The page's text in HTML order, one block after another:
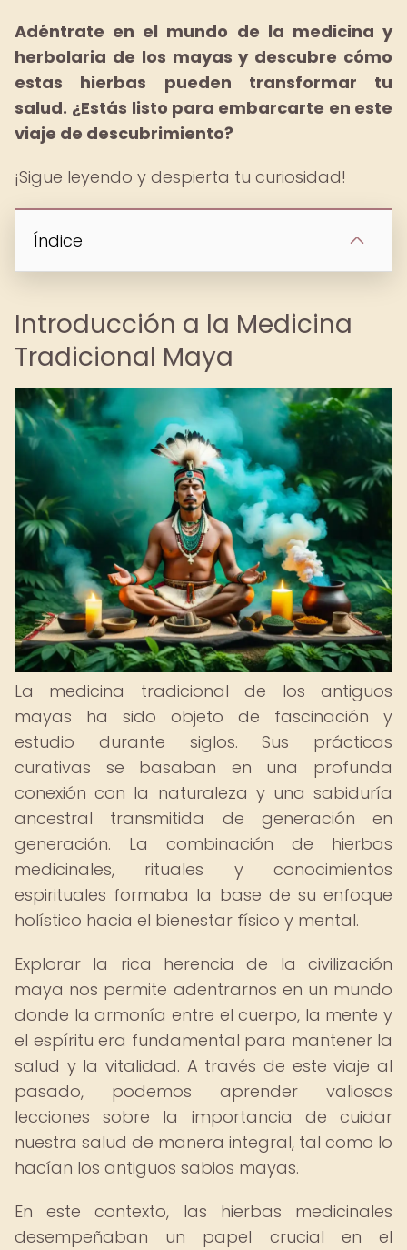
Adéntrate en el mundo de la medicina y
herbolaria de los mayas y descubre cómo
estas hierbas pueden transformar tu
salud. ¿Estás listo para embarcarte en este
viaje de descubrimiento?
¡Sigue leyendo y despierta tu curiosidad!
Índice
Introducción a la Medicina
Tradicional Maya
La medicina tradicional de los antiguos
mayas ha sido objeto de fascinación y
estudio durante siglos. Sus prácticas
curativas se basaban en una profunda
conexión con la naturaleza y una sabiduría
ancestral transmitida de generación en
generación. La combinación de hierbas
medicinales, rituales y conocimientos
espirituales formaba la base de su enfoque
holístico hacia el bienestar físico y mental.
Explorar la rica herencia de la civilización
maya nos permite adentrarnos en un mundo
donde la armonía entre el cuerpo, la mente y
el espíritu era fundamental para mantener la
salud y la vitalidad. A través de este viaje al
pasado, podemos aprender valiosas
lecciones sobre la importancia de cuidar
nuestra salud de manera integral, tal como lo
hacían los antiguos sabios mayas.
En este contexto, las hierbas medicinales
desempeñaban un papel crucial en el